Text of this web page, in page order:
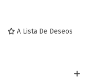
A Lista De Deseos